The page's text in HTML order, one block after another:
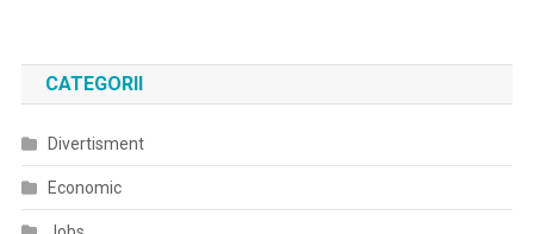
CATEGORII
Divertisment
Economic